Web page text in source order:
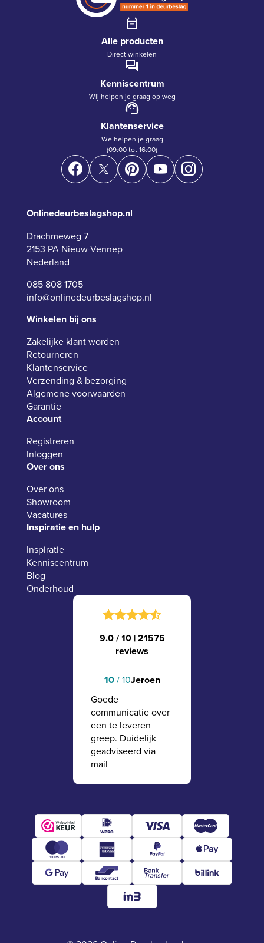
Alle producten
Direct winkelen
Kenniscentrum
Wij helpen je graag op weg
Klantenservice
We helpen je graag
(09:00 tot 16:00)
Onlinedeurbeslagshop.nl
Drachmeweg 7
2153 PA Nieuw-Vennep
Nederland
085 808 1705
info@onlinedeurbeslagshop.nl
Winkelen bij ons
Zakelijke klant worden
Retourneren
Klantenservice
Verzending & bezorging
Algemene voorwaarden
Garantie
Account
Registreren
Inloggen
Over ons
Over ons
Showroom
Vacatures
Inspiratie en hulp
Inspiratie
Kenniscentrum
Blog
Onderhoud
9.0 / 10 |21575
reviews
10/ 10Jeroen
Goede
communicatie over
een te leveren
greep. Duidelijk
geadviseerd via
mail